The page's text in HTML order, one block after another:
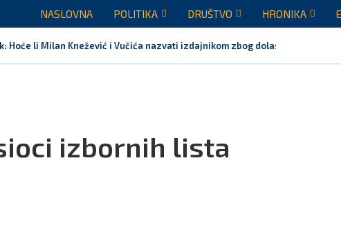
NASLOVNA POLITIKA DRUŠTVO HRONIKA
Hoće li Milan Knežević i Vučića nazvati izdajnikom zbog dolaska...
izbornih lista